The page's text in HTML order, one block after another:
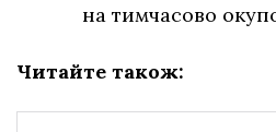
на тимчасово
Читайте також: